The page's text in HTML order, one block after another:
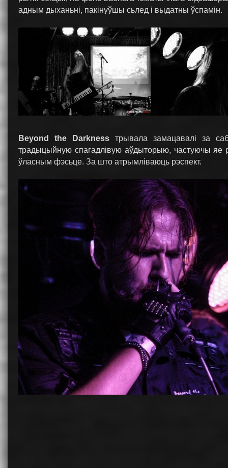
адным дыханьні, пакінуўшы сьлед і выдатны ўспамін.
Beyond the Darkness трывала замацавалі за
традыцыйную спагадлівую аўдыторыю, частуючы яе
ўласным фэсьце. За што атрымліваюць рэспект.